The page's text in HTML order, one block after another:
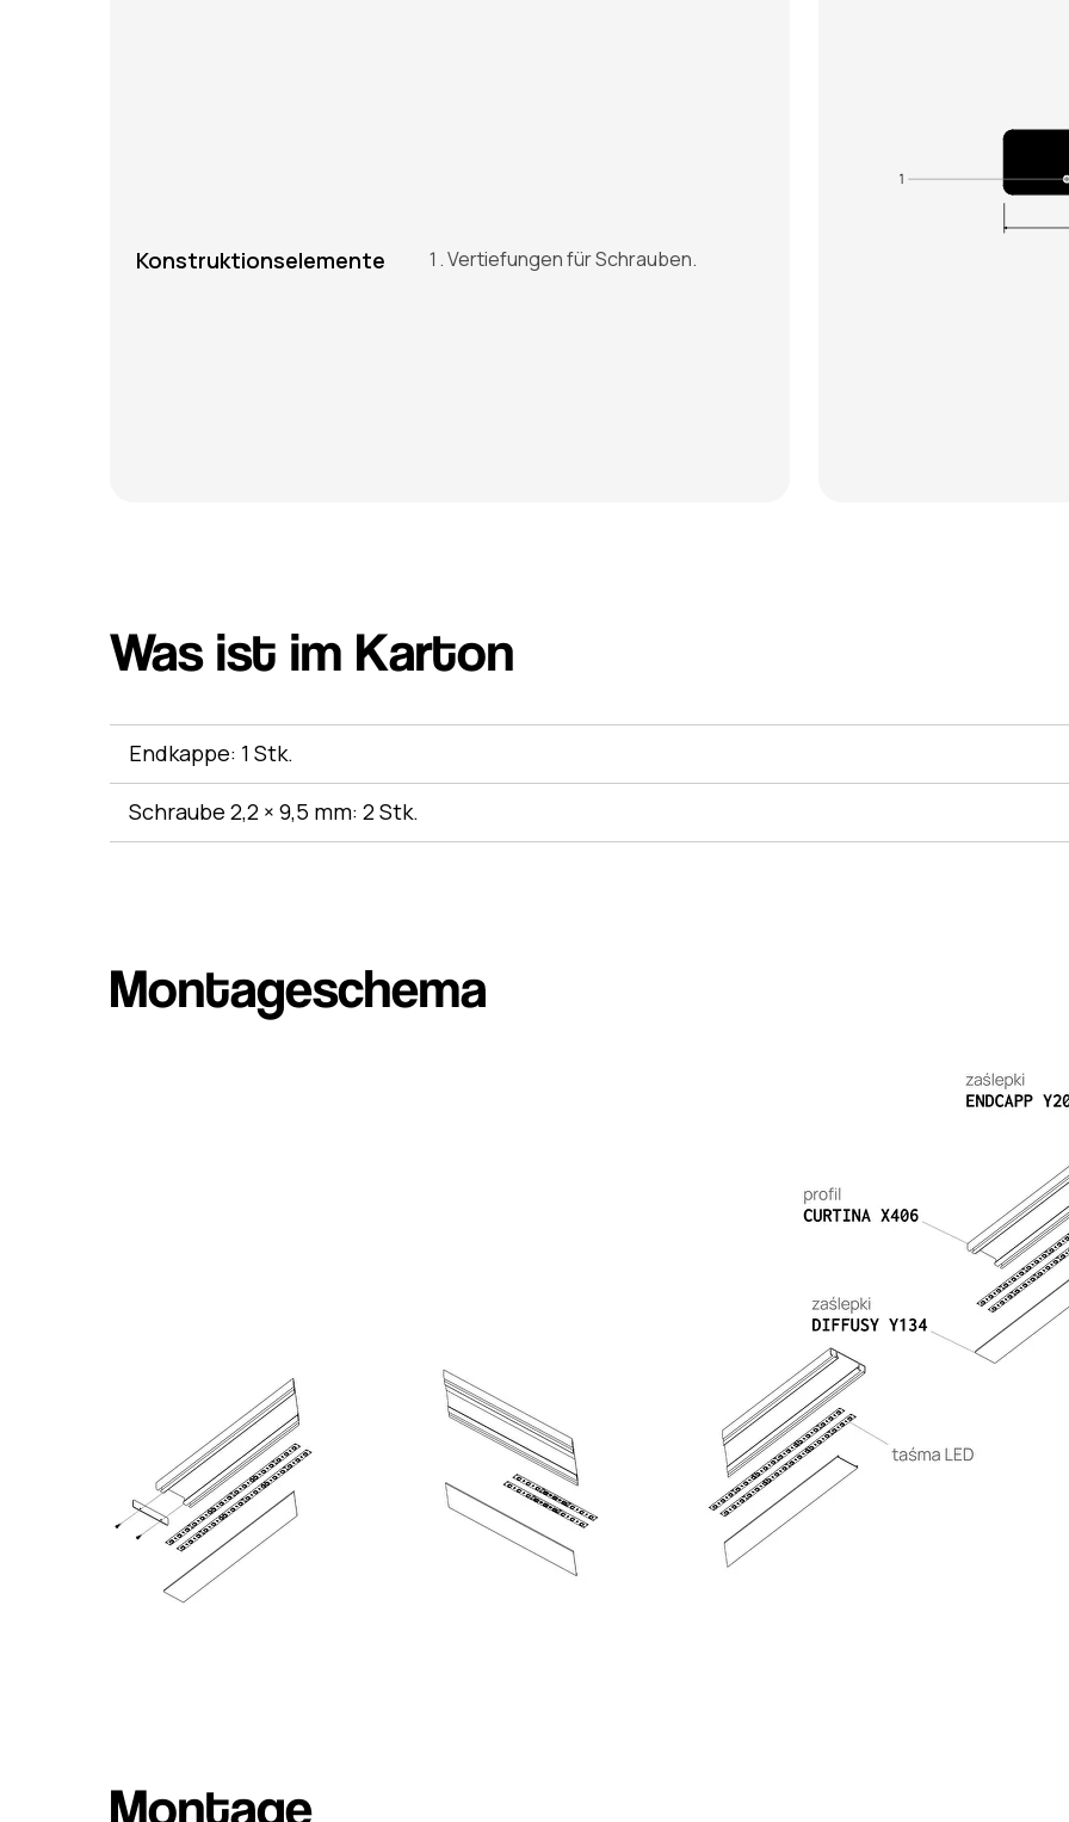
Vertiefungen für Schrauben.
Konstruktionselemente
Was ist im Karton
Schraube 2,2 × 9,5 mm: 2 Stk.
Endkappe: 1 Stk.
Montageschema
Montage